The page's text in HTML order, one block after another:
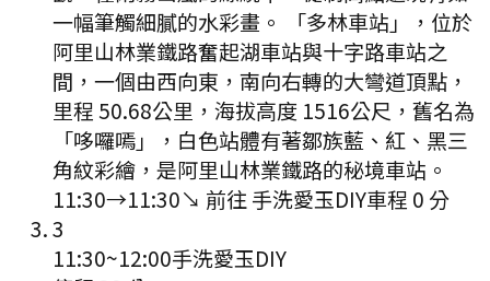
一幅筆觸細膩的水彩畫。 「多林車站」，位於
阿里山林業鐵路奮起湖車站與十字路車站之
間，一個由西向東，南向右轉的大彎道頂點，
里程 50.68公里，海拔高度 1516公尺，舊名為
「哆囉嘕」，白色站體有著鄒族藍、紅、黑三
角紋彩繪，是阿里山林業鐵路的秘境車站。
11:30→11:30↘ 前往 手洗愛玉DIY車程 0 分
3
11:30~12:00手洗愛玉DIY